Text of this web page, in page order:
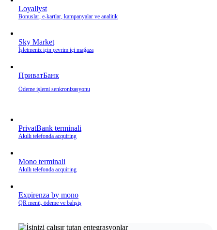
Loyallyst
Bonuslar, e‑kartlar, kampanyalar ve analitik
Sky Market
İşletmeniz için çevrim içi mağaza
ПриватБанк
Ödeme işlemi senkronizasyonu
PrivatBank terminali
Akıllı telefonda acquiring
Mono terminali
Akıllı telefonda acquiring
Expirenza by mono
QR menü, ödeme ve bahşiş